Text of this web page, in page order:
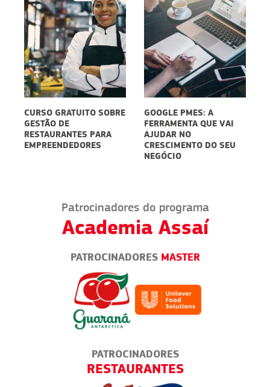
GOOGLE PMES: A
FERRAMENTA QUE VAI
AJUDAR NO
CRESCIMENTO DO SEU
EMBALAGENS PARA
DELIVERY:
SUSTENTABILIDADE
PODE SER UM
DIFERENCIAL
Patrocinadores do programa
Academia Assaí
PATROCINADORES MASTER
PATROCINADORES
RESTAURANTES